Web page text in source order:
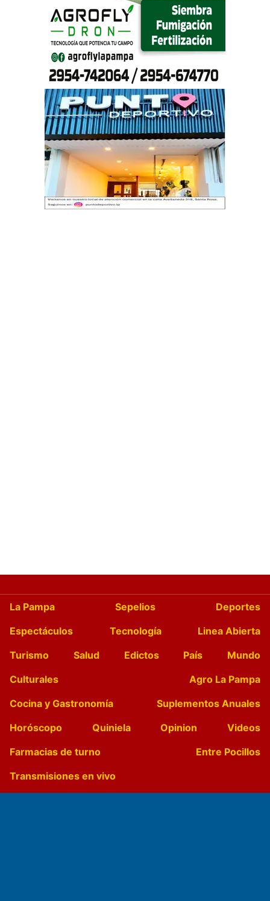
La Pampa Sepelios
Deportes
Espectáculos
Tecnología
Linea Abierta
Turismo
Salud Edictos País
Mundo
Culturales
Agro La Pampa
Cocina y Gastronomía
Suplementos Anuales
Horóscopo
Quiniela Opinion
Videos
Farmacias de turno
Entre Pocillos
Transmisiones en vivo